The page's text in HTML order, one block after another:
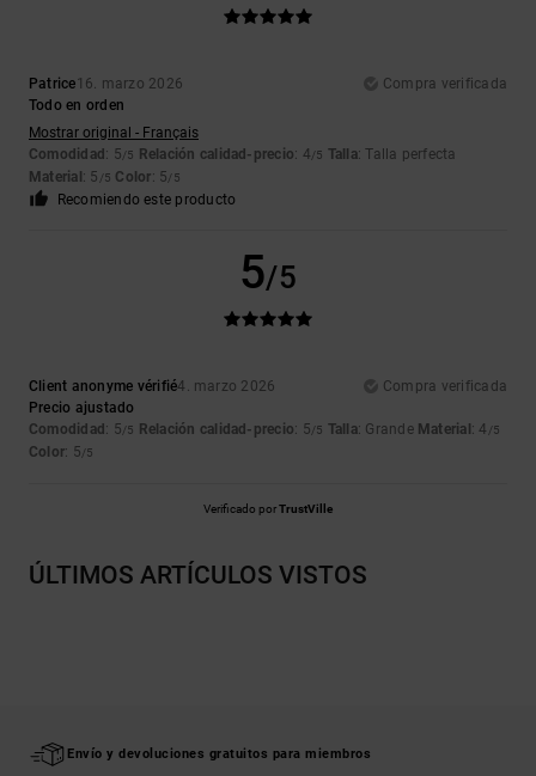
Patrice16. marzo 2026
Compra verificada
Todo en orden
Mostrar original - Français
Comodidad : 5/5 Relación calidad-precio: 4/5 Talla: Talla perfecta
Material : 5 /5 Color: 5/5
Recomiendo este producto
5/5
Client anonyme vérifié4. marzo 2026
Compra verificada
Precio ajustado
Comodidad : 5/5 Relación calidad-precio: 5/5 Talla: Grande Material : 4 /5
Color: 5/5
Verificado porTrustVille
ÚLTIMOS ARTÍCULOS VISTOS
Envío y devoluciones gratuitos para miembros